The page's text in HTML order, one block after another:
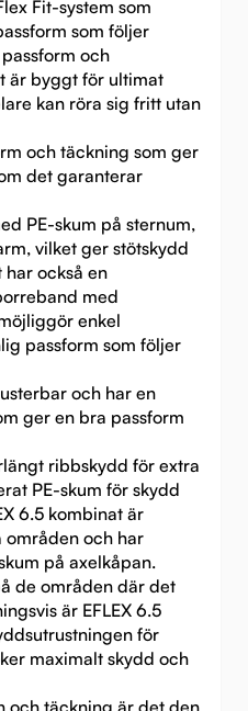
Fit-system som
som följer
och
är byggt för ultimat
kan röra sig fritt utan
och täckning som ger
det garanterar
PE-skum på sternum,
vilket ger stötskydd
också en
med
enkel
passform som följer
och har en
ger en bra passform
ribbskydd för extra
PE-skum för skydd
6.5 kombinat är
och har
på axelkåpan.
de områden där det
är EFLEX 6.5
för
maximalt skydd och
och täckning är det den